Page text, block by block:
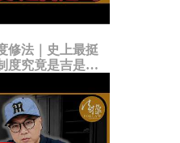
修法｜史上最挺
度究竟是吉是